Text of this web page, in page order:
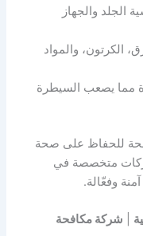
الجلد والجهاز
الكرتون، والمواد
مما يصعب السيطرة
للحفاظ على صحة
متخصصة في
وفعّالة.
شركة مكافحة